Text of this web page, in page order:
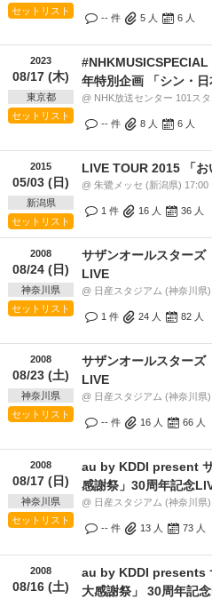
セットリスト
-- 件 5 人 6 人
2023
08/17 (木)
東京都
セットリスト
年特別企画 「シン・日
@ NHK放送センター 101ス
-- 件 8 人 6 人
2015
05/03 (日)
新潟県
セットリスト
LIVE TOUR 2015 「お
@ 朱鷺メッセ (新潟県) 17:00
1 件 16 人 36 人
2008
08/24 (日)
神奈川県
セットリスト
サザンオールスターズ
LIVE
@ 日産スタジアム (神奈川県)
1 件 24 人 82 人
2008
08/23 (土)
神奈川県
セットリスト
サザンオールスターズ
LIVE
@ 日産スタジアム (神奈川県)
-- 件 16 人 66 人
2008
08/17 (日)
神奈川県
セットリスト
au by KDDI present
感謝祭」30周年記念
@ 日産スタジアム (神奈川県
-- 件 13 人 73 人
2008
08/16 (土)
au by KDDI presents
大感謝祭」 30周年記